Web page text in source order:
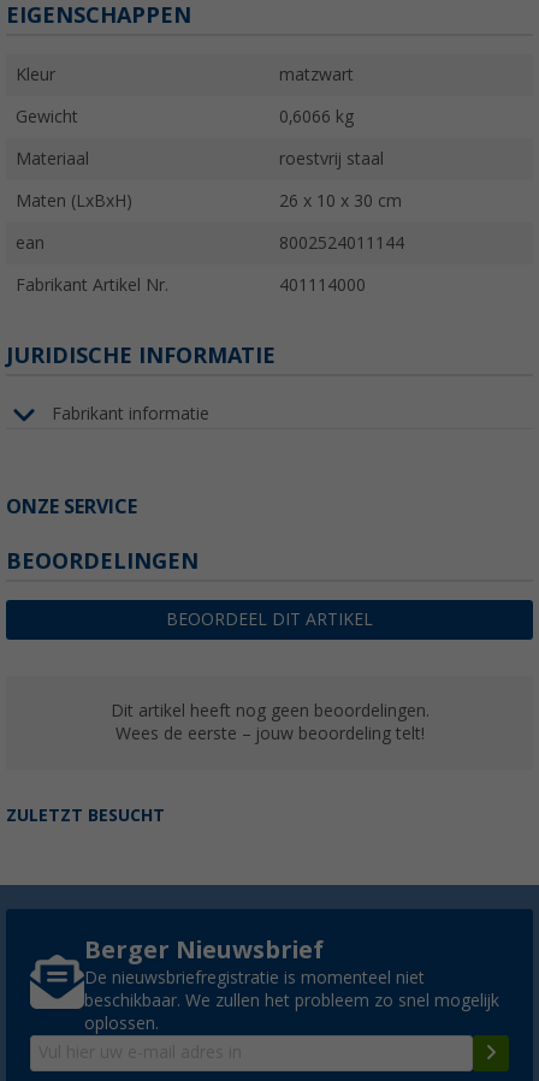
EIGENSCHAPPEN
Kleur matzwart
Gewicht 0,6066 kg
Materiaal roestvrij staal
Maten (LxBxH) 26 x 10 x 30 cm
ean 8002524011144
Fabrikant Artikel Nr. 401114000
JURIDISCHE INFORMATIE
Fabrikant informatie
ONZE SERVICE
BEOORDELINGEN
BEOORDEEL DIT ARTIKEL
Dit artikel heeft nog geen beoordelingen.
Wees de eerste – jouw beoordeling telt!
ZULETZT BESUCHT
Berger Nieuwsbrief
De nieuwsbriefregistratie is momenteel niet
beschikbaar. We zullen het probleem zo snel mogelijk
oplossen.